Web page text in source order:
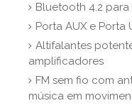
Bluetooth 4.2
Porta AUX e
Altifalantes
amplificadores
FM sem fio com
música em